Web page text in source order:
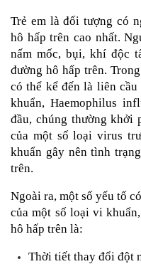
Trẻ em là đối tượng có
hô hấp trên cao nhất.
nấm mốc, bụi, khí độc
đường hô hấp trên.
có thể kể đến là liên cầu
khuẩn, Haemophilus
đầu, chúng thường khởi
của một số loại virus
khuẩn gây nên tình
trên.
Ngoài ra, một số yếu tố
của một số loại vi
hô hấp trên là:
Thời tiết thay đổi đột